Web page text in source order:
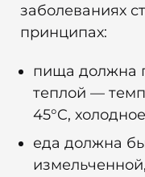
заболеваниях
принципах:
пища должна
теплой —
45°C,
еда должна